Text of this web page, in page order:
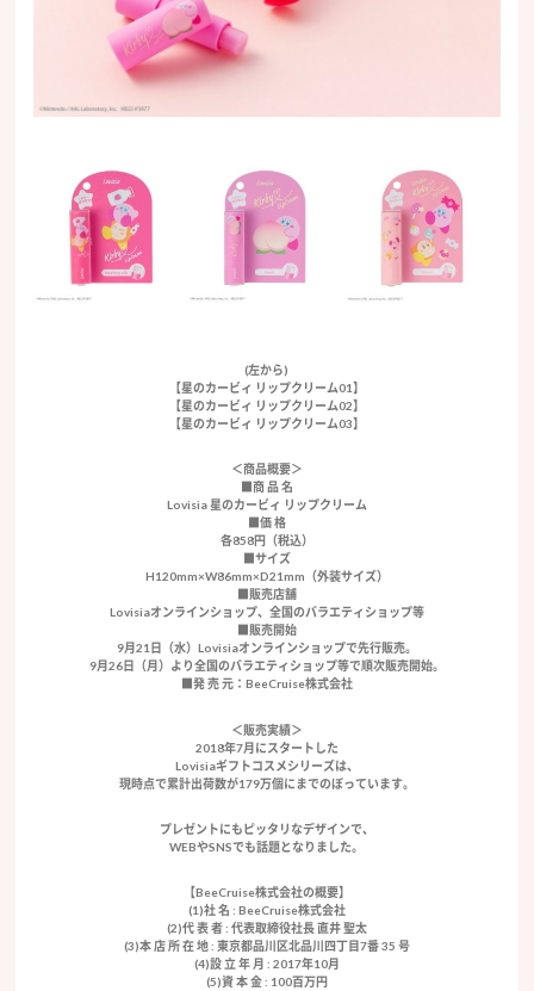
(左から)
【星のカービィ リップクリーム01】
【星のカービィ リップクリーム02】
【星のカービィ リップクリーム03】
＜商品概要＞
■商 品 名
Lovisia 星のカービィ リップクリーム
■価 格
各858円（税込）
■サイズ
H120mm×W86mm×D21mm（外装サイズ）
■販売店舗
Lovisiaオンラインショップ、全国のバラエティショップ等
■販売開始
9月21日（水）Lovisiaオンラインショップで先行販売。
9月26日（月）より全国のバラエティショップ等で順次販売開始。
■発 売 元：BeeCruise株式会社
＜販売実績＞
2018年7月にスタートした
Lovisiaギフトコスメシリーズは、
現時点で累計出荷数が179万個にまでのぼっています。
プレゼントにもピッタリなデザインで、
WEBやSNSでも話題となりました。
【BeeCruise株式会社の概要】
(1)社 名 : BeeCruise株式会社
(2)代 表 者 : 代表取締役社長 直井 聖太
(3)本 店 所 在 地 : 東京都品川区北品川四丁目7番 35 号
(4)設 立 年 月 : 2017年10月
(5)資 本 金 : 100百万円